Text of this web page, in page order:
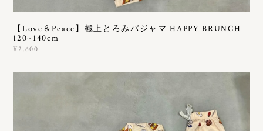
【Love＆Peace】極上とろみパジャマ HAPPY BRUNCH
120~140cm
¥2,600